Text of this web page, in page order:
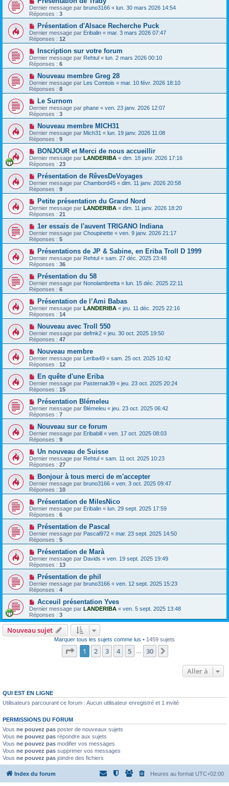
Dernier message par bruno3166 « lun. 30 mars 2026 14:54
Réponses : 3
Présentation d'Alsace Recherche Puck
Dernier message par Eribalin « mar. 3 mars 2026 07:47
Réponses : 12
Inscription sur votre forum
Dernier message par Rehtul « lun. 2 mars 2026 00:10
Réponses : 6
Nouveau membre Greg 28
Dernier message par Les Comtois « mar. 10 févr. 2026 18:10
Réponses : 8
Le Surnom
Dernier message par phane « ven. 23 janv. 2026 12:07
Réponses : 3
Nouveau membre MICH31
Dernier message par Mich31 « lun. 19 janv. 2026 11:08
Réponses : 9
BONJOUR et Merci de nous accueillir
Dernier message par LANDERIBA « dim. 18 janv. 2026 17:16
Réponses : 23
Présentation de RêvesDeVoyages
Dernier message par Chambord45 « dim. 11 janv. 2026 20:58
Réponses : 9
Petite présentation du Grand Nord
Dernier message par LANDERIBA « dim. 11 janv. 2026 18:20
Réponses : 21
1er essais de l'auvent TRIGANO Indiana
Dernier message par Choupinette « ven. 9 janv. 2026 21:17
Réponses : 5
Présentations de JP & Sabine, en Eriba Troll D 1999
Dernier message par Rehtul « sam. 27 déc. 2025 23:48
Réponses : 36
Présentation du 58
Dernier message par Nonolambretta « lun. 15 déc. 2025 22:11
Réponses : 6
Présentation de l’Ami Babas
Dernier message par LANDERIBA « jeu. 11 déc. 2025 22:16
Réponses : 14
Nouveau avec Troll 550
Dernier message par defmk2 « jeu. 30 oct. 2025 19:50
Réponses : 47
Nouveau membre
Dernier message par Leriba49 « sam. 25 oct. 2025 10:42
Réponses : 12
En quête d'une Eriba
Dernier message par Pasternak39 « jeu. 23 oct. 2025 20:24
Réponses : 15
Présentation Blémeleu
Dernier message par Blémeleu « jeu. 23 oct. 2025 06:42
Réponses : 7
Nouveau sur ce forum
Dernier message par Eribabill « ven. 17 oct. 2025 08:03
Réponses : 9
Un nouveau de Suisse
Dernier message par Rehtul « sam. 11 oct. 2025 10:23
Réponses : 27
Bonjour à tous merci de m'accepter
Dernier message par bruno3166 « ven. 3 oct. 2025 09:47
Réponses : 10
Présentation de MilesNico
Dernier message par Eribalin « lun. 29 sept. 2025 17:59
Réponses : 6
Présentation de Pascal
Dernier message par Pascal972 « mar. 23 sept. 2025 14:50
Réponses : 5
Présentation de Marà
Dernier message par Davids « ven. 19 sept. 2025 19:49
Réponses : 13
Présentation de phil
Dernier message par bruno3166 « ven. 12 sept. 2025 15:23
Réponses : 4
Acceuil présentation Yves
Dernier message par LANDERIBA « ven. 5 sept. 2025 13:48
Réponses : 3
Nouveau sujet
Marquer tous les sujets comme lus • 1459 sujets
Page 1sur30
1 2 3 4 5 30
Aller à
QUI EST EN LIGNE
Utilisateurs parcourant ce forum : Aucun utilisateur enregistré et 1 invité
PERMISSIONS DU FORUM
Vous ne pouvez pas poster de nouveaux sujets
Vous ne pouvez pas répondre aux sujets
Vous ne pouvez pas modifier vos messages
Vous ne pouvez pas supprimer vos messages
Vous ne pouvez pas joindre des fichiers
Index du forum Heures au format UTC+02:00